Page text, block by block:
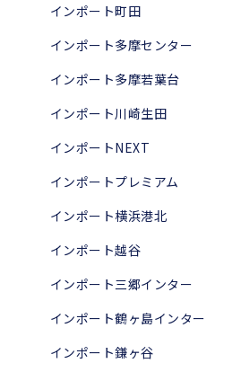
インポート町田
インポート多摩センター
インポート多摩若葉台
インポート川崎生田
インポートNEXT
インポートプレミアム
インポート横浜港北
インポート越谷
インポート三郷インター
インポート鶴ヶ島インター
インポート鎌ヶ谷